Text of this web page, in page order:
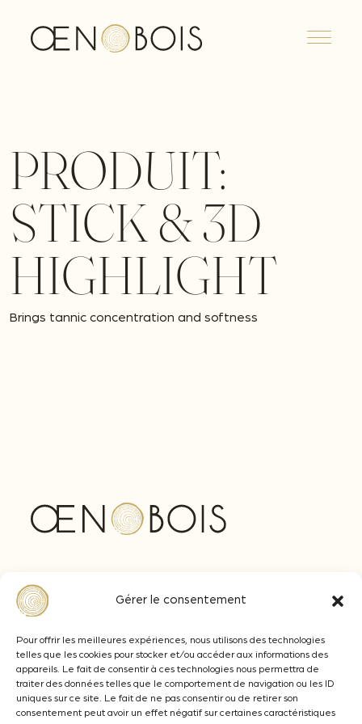
Gérer le consentement
Pour offrir les meilleures expériences, nous utilisons des technologies
telles que les cookies pour stocker et/ou accéder aux informations des
appareils. Le fait de consentir à ces technologies nous permettra de
traiter des données telles que le comportement de navigation ou les ID
uniques sur ce site. Le fait de ne pas consentir ou de retirer son
consentement peut avoir un effet négatif sur certaines caractéristiques
PRODUIT:
STICK & 3D
HIGHLIGHT
Brings tannic concentration and softness
+33 (0)5 57 77 92 92
contact@oenobois.com